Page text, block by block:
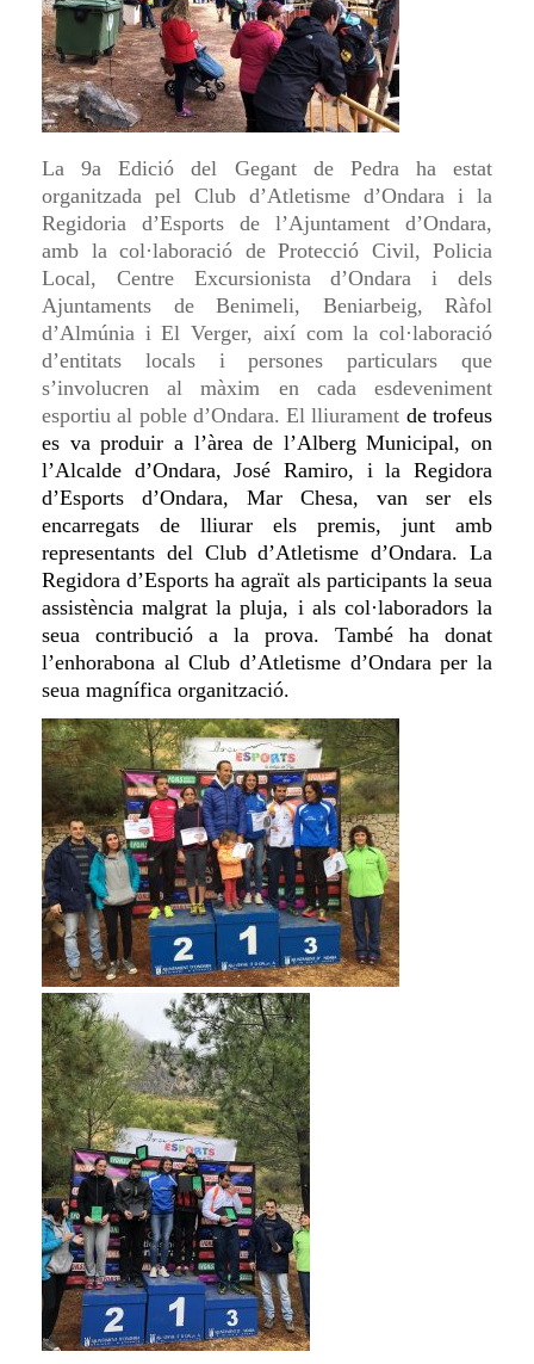
La 9a Edició del Gegant de Pedra ha estat
organitzada pel Club d’Atletisme d’Ondara i la
Regidoria d’Esports de l’Ajuntament d’Ondara,
amb la col·laboració de Protecció Civil, Policia
Local, Centre Excursionista d’Ondara i dels
Ajuntaments de Benimeli, Beniarbeig, Ràfol
d’Almúnia i El Verger, així com la col·laboració
d’entitats locals i persones particulars que
s’involucren al màxim en cada esdeveniment
esportiual poble d’Ondara.El lliurament de trofeus
es va produir al’àrea de l’Alberg Municipal, on
l’Alcalde d’Ondara,José Ramiro, ila Regidora
d’Esports d’Ondara, Mar Chesa, van ser els
encarregats de lliurar els premis, junt amb
representants del Club d’Atletisme d’Ondara. La
Regidora d’Esports ha agraït als participants la seua
assistènciamalgrat la pluja, i als col·laboradors la
seua contribució a la prova. També ha donat
l’enhorabona al Club d’Atletisme d’Ondara per la
seua magnífica organització.